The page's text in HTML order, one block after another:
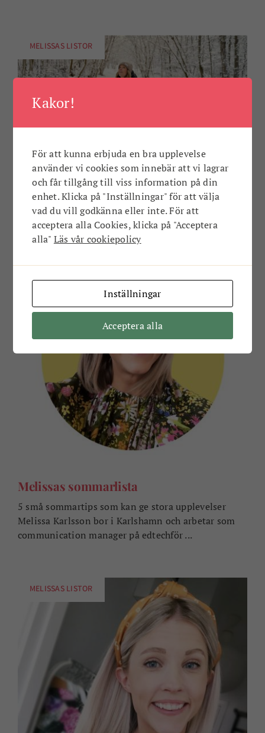
MELISSAS LISTOR
Melissas februarilista!
Jag läste att februari är den minst omtyckta
månaden under hela året. Människor tänker helt
enkelt på vabruari, sjukdom, snörvel, ...
Melissas sommarlista
5 små sommartips som kan ge stora upplevelser
Melissa Karlsson bor i Karlshamn och arbetar som
communication manager på edtechför ...
MELISSAS LISTOR
Kakor!
För att kunna erbjuda en bra upplevelse
använder vi cookies som innebär att vi lagrar
och får tillgång till viss information på din
enhet. Klicka på "Inställningar" för att välja
vad du vill godkänna eller inte. För att
acceptera alla Cookies, klicka på "Acceptera
alla" Läs vår cookiepolicy
Inställningar
Acceptera alla